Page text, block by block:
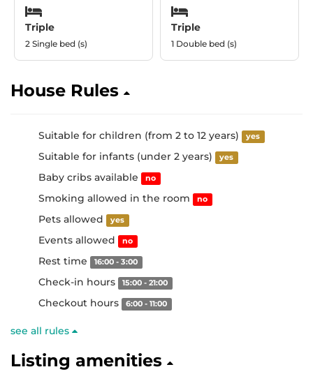
Triple
2 Single bed (s)
Triple
1 Double bed (s)
House Rules
Suitable for children (from 2 to 12 years) yes
Suitable for infants (under 2 years) yes
Baby cribs available no
Smoking allowed in the room no
Pets allowed yes
Events allowed no
Rest time 16:00 - 3:00
Check-in hours 15:00 - 21:00
Checkout hours 6:00 - 11:00
see all rules
Listing amenities